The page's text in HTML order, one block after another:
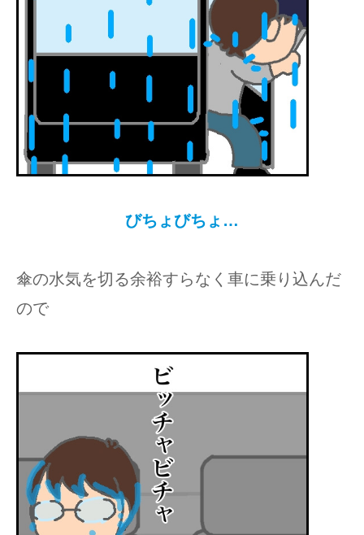
びちょびちょ…
傘の水気を切る余裕すらなく車に乗り込んだ
ので